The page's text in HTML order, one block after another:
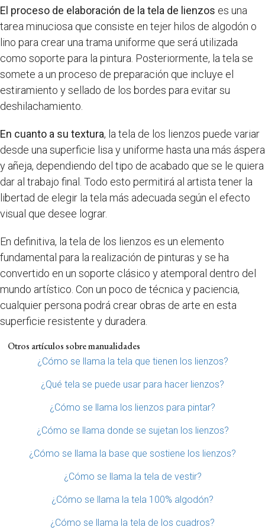
El proceso de elaboración de la tela de lienzos es una
tarea minuciosa que consiste en tejer hilos de algodón o
lino para crear una trama uniforme que será utilizada
como soporte para la pintura. Posteriormente, la tela se
somete a un proceso de preparación que incluye el
estiramiento y sellado de los bordes para evitar su
deshilachamiento.
En cuanto a su textura, la tela de los lienzos puede variar
desde una superficie lisa y uniforme hasta una más áspera
y añeja, dependiendo del tipo de acabado que se le quiera
dar al trabajo final. Todo esto permitirá al artista tener la
libertad de elegir la tela más adecuada según el efecto
visual que desee lograr.
En definitiva, la tela de los lienzos es un elemento
fundamental para la realización de pinturas y se ha
convertido en un soporte clásico y atemporal dentro del
mundo artístico. Con un poco de técnica y paciencia,
cualquier persona podrá crear obras de arte en esta
superficie resistente y duradera.
Otros artículos sobre manualidades
¿Cómo se llama la tela que tienen los lienzos?
¿Qué tela se puede usar para hacer lienzos?
¿Cómo se llama los lienzos para pintar?
¿Cómo se llama donde se sujetan los lienzos?
¿Cómo se llama la base que sostiene los lienzos?
¿Cómo se llama la tela de vestir?
¿Cómo se llama la tela 100% algodón?
¿Cómo se llama la tela de los cuadros?